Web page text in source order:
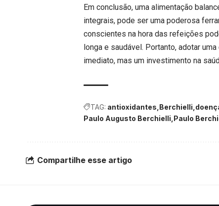
Em conclusão, uma alimentação
integrais, pode ser uma poderosa
conscientes na hora das refeições
longa e saudável. Portanto, adotar
imediato, mas um investimento na
TAG: antioxidantes Berchielli
Paulo Augusto Berchielli Paulo
Compartilhe esse artigo